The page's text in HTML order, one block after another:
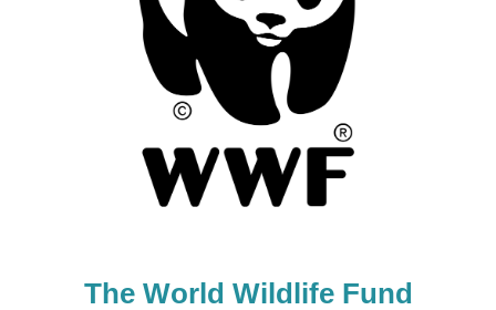
The World Wildlife Fund